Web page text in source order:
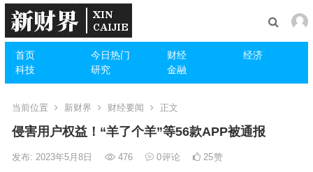
首页 今日热门 财经
经济
科技
研究 金融
当前位置 新财界 财经要闻 正文
侵害用户权益！“羊了个羊”等56款APP被通报
发布: 2023年5月8日 476 0评论 25赞